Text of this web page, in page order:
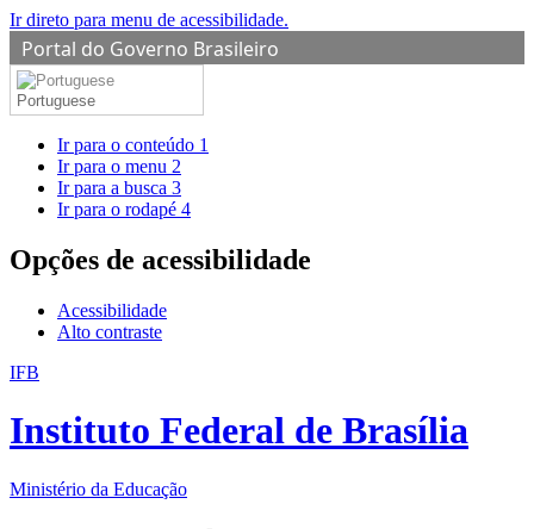
Ir direto para menu de acessibilidade.
Portal do Governo Brasileiro
Portuguese
Ir para o conteúdo 1
Ir para o menu 2
Ir para a busca 3
Ir para o rodapé 4
Opções de acessibilidade
Acessibilidade
Alto contraste
IFB
Instituto Federal de Brasília
Ministério da Educação